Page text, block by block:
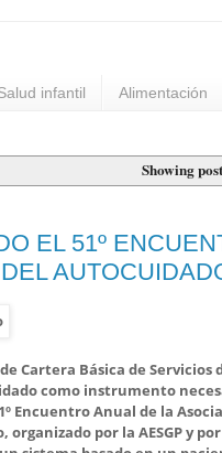
infantil Alimentación
Showing
EL 51º
Cartera Básica de
como instrumento
Encuentro Anual de la
organizado por la AESGP y